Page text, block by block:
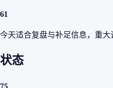
61
今天适合复盘与补足信息，重大
状态